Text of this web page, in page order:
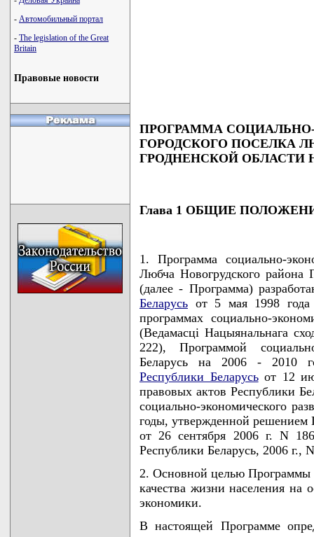
- Автомобильный портал
- The legislation of the Great
Britain
Правовые новости
ПРОГРАММА
ГОРОДСКОГО ПОСЕЛКА
ГРОДНЕНСКОЙ ОБЛАСТИ
Глава 1 ОБЩИЕ
1. Программа социально-
Любча Новогрудского района
(далее - Программа)
Беларусь от 5 мая 1998 года
программах социально-
(Ведамасцi Нацыянальнага
222), Программой
Беларусь на 2006 - 2010
Республики Беларусьот 12
правовых актов Республики
социально-экономического
годы, утвержденной решением
от 26 сентября 2006 г. N
Республики Беларусь, 2006 г.,
2. Основной целью Программы
качества жизни населения на
экономики.
В настоящей Программе